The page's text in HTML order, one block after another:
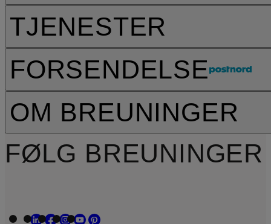
TJENESTER
FORSENDELSE
OM BREUNINGER
FØLG BREUNINGER